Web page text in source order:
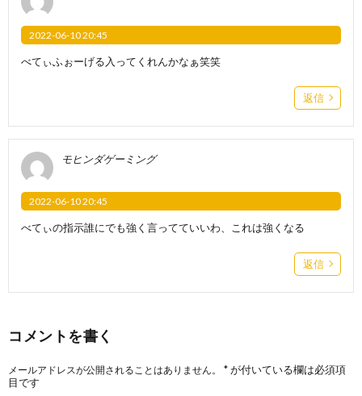
2022-06-10 20:45
べてぃふぉーげる入ってくれんかなぁ笑笑
返信
モヒンダゲーミング
2022-06-10 20:45
べてぃの指示誰にでも強く言ってていいわ、これは強くなる
返信
コメントを書く
メールアドレスが公開されることはありません。 *が付いている欄は必須項
目です